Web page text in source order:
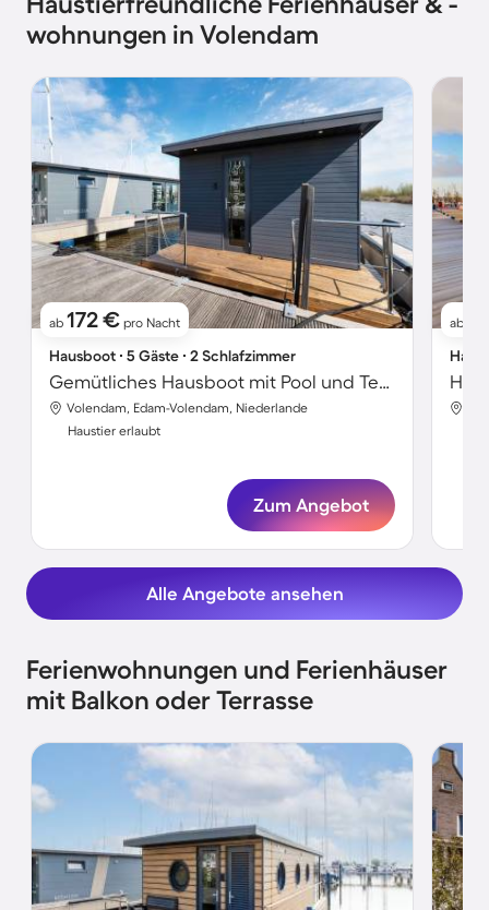
wohnungen in Volendam
ab 172 € pro Nacht
Hausboot ∙ 5 Gäste ∙ 2 Schlafzimmer
Gemütliches Hausboot mit Pool und Terrasse | Neben dem Strand | Haustiere sind willkommen
Volendam, Edam-Volendam, Niederlande
Haustier erlaubt
Zum Angebot
ab
Alle Angebote ansehen
Ferienwohnungen und Ferienhäuser
mit Balkon oder Terrasse